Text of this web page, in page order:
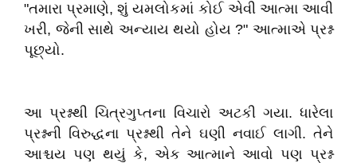
"તમારા પ્રમાણે, શું યમલોકમાં કોઈ એવી આત્મા આવી
ખરી, જેની સાથે અન્યાય થયો હોય ?" આત્માએ પ્રશ્ન
પૂછ્યો.
આ પ્રશ્નથી ચિત્રગુપ્તના વિચારો અટકી ગયા. ધારેલા
પ્રશ્નની વિરુદ્ધના પ્રશ્નથી તેને ઘણી નવાઈ લાગી. તેને
આશ્ચય પણ થયું કે, એક આત્માને આવો પણ પ્રશ્ન